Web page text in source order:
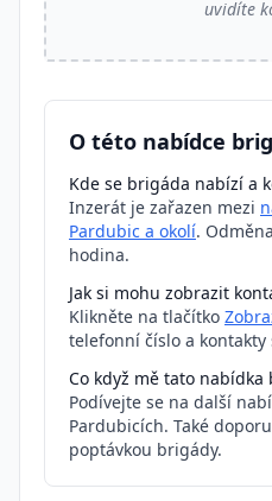
uvidíte
O této nabídce
Kde se brigáda nabízí a
Inzerát je zařazen mezi
Pardubic a okolí.
hodina.
Jak si mohu zobrazit
Klikněte na tlačítko
telefonní číslo a kontakty
Co když mě tato
Podívejte se na další
Pardubicích. Také
poptávkou brigády.